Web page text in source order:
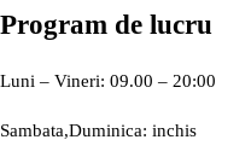
Program de lucru
Luni – Vineri: 09.00 – 20:00
Sambata,Duminica: inchis